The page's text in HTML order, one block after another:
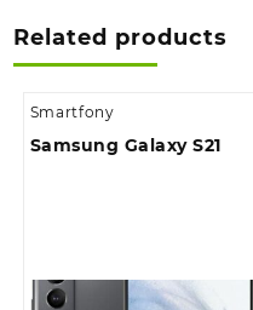
Related products
Smartfony
Samsung Galaxy S21